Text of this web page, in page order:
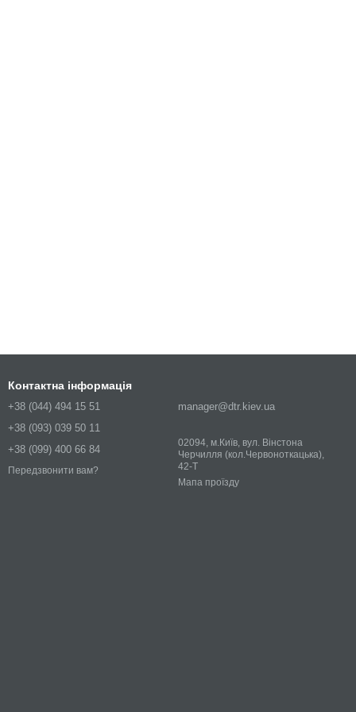
Контактна інформація
+38 (044) 494 15 51
+38 (093) 039 50 11
+38 (099) 400 66 84
Передзвонити вам?
manager@dtr.kiev.ua
02094, м.Київ, вул. Вінстона
Черчилля (кол.Червоноткацька),
42-Т
Мапа проїзду